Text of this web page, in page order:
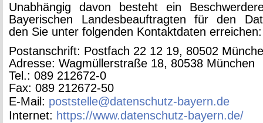
Un­ab­hän­gig davon be­steht ein
Baye­ri­schen Lan­des­be­auf­trag­ten für den
den Sie unter fol­gen­den Kon­takt­da­ten er­rei­chen:
Post­an­schrift: Post­fach 22 12 19, 80502
Adres­se: Wag­mül­ler­stra­ße 18, 80538 Mün­chen
Tel.: 089 212672-0
Fax: 089 212672-50
E-Mail: poststelle@​datenschutz-bayern.​de
In­ter­net: https://​www.​datenschutz-bayern.​de/​